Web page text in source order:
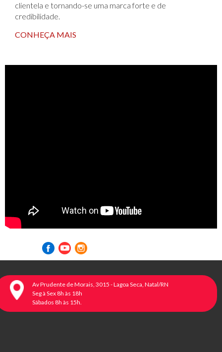
clientela e tornando-se uma marca forte e de
credibilidade.
CONHEÇA MAIS
Av Prudente de Morais, 3015 - Lagoa Seca, Natal/RN
Seg à Sex 8h às 18h
Sábados 8h às 15h.